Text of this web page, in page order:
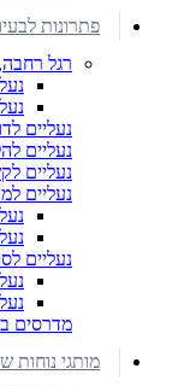
פתרונות
רגל
נעליים
נעליים
נעליים
נעליים
נעליים
מדרסים
מותגי נוחות